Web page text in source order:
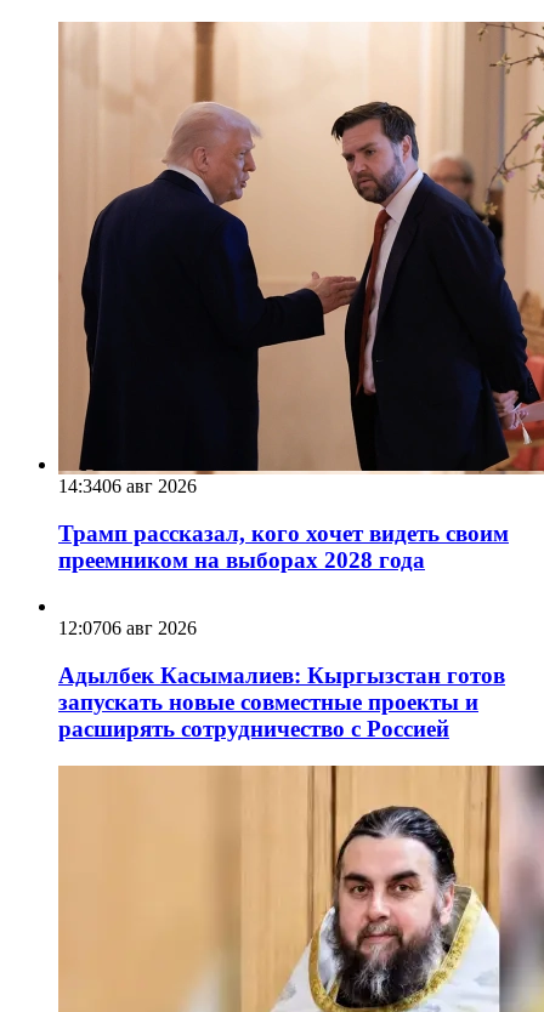
14:3406 авг 2026
Трамп рассказал, кого хочет видеть своим
преемником на выборах 2028 года
12:0706 авг 2026
Адылбек Касымалиев: Кыргызстан готов
запускать новые совместные проекты и
расширять сотрудничество с Россией